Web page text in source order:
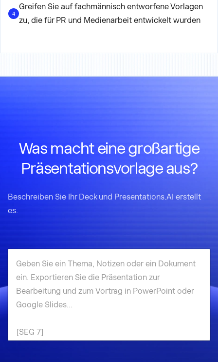
4
Greifen Sie auf fachmännisch entworfene Vorlagen
zu, die für PR und Medienarbeit entwickelt wurden
Was macht eine großartige
Präsentationsvorlage aus?
Beschreiben Sie Ihr Deck und Presentations.AI erstellt
es.